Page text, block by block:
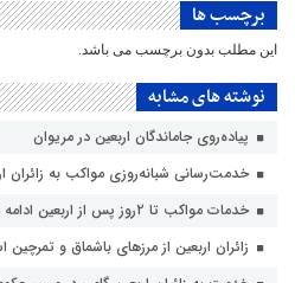
برچسب ها
این مطلب بدون برچسب می باشد.
نوشته های مشابه
پیاده‌روی جاماندگان اربعین در مریوان
خدمت‌رسانی شبانه‌روزی مواکب به زائران
خدمات مواکب تا ۲روز پس از اربعین ادامه دارد
زائران اربعین از مرزهای باشماق و تمرچین